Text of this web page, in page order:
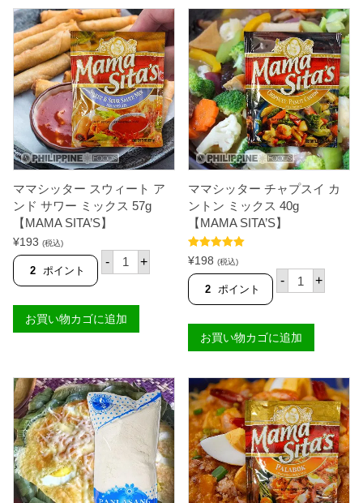
ピ
ア
シ
ャ
ン
ハ
イ
ミ
ッ
ク
ス
4
0
【
M
S
'
S
】
ウ
ダ
ー
6
0
g
【
C
H
A
O
T
H
】
ママシッター スウィート ア
ンド サワー ミックス 57g
【MAMA SITA’S】
¥193 (税込)
2 ポイント
- マ
マ
タ
ー
ス
ト
ア
ン
ド
サ
ッ
+
お買い物カゴに追加
ママシッター チャプスイ カ
ントン ミックス 40g
【MAMA SITA’S】
5段階中5.00
の評価
¥198 (税込)
2 ポイント
- マ
マ
タ
ー
チ
プ
ス
イ
カ
ン
ト
ン
ミ
ッ
ク
+
お買い物カゴに追加